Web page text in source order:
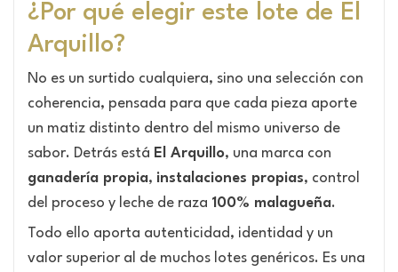
¿Por qué elegir este lote de El
Arquillo?
No es un surtido cualquiera, sino una selección con
coherencia, pensada para que cada pieza aporte
un matiz distinto dentro del mismo universo de
sabor. Detrás está El Arquillo, una marca con
ganadería propia, instalaciones propias, control
del proceso y leche de raza 100% malagueña.
Todo ello aporta autenticidad, identidad y un
valor superior al de muchos lotes genéricos. Es una